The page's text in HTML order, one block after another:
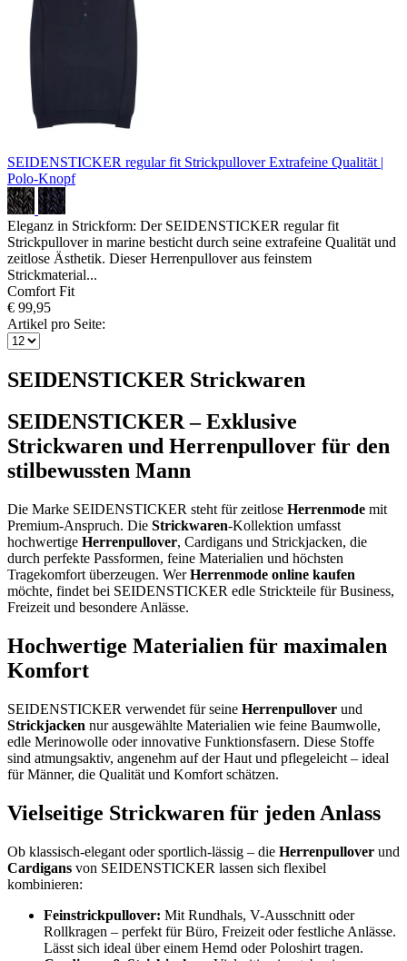
SEIDENSTICKER regular fit StrickpulloverExtrafeine Qualität |
Polo-Knopf
Eleganz in Strickform: Der SEIDENSTICKER regular fit
Strickpullover in marine besticht durch seine extrafeine Qualität und
zeitlose Ästhetik. Dieser Herrenpullover aus feinstem
Strickmaterial...
Comfort Fit
€ 99,95
Artikel pro Seite:
SEIDENSTICKER Strickwaren
SEIDENSTICKER – Exklusive
Strickwaren und Herrenpullover für den
stilbewussten Mann
Die Marke SEIDENSTICKER steht für zeitlose Herrenmode mit
Premium-Anspruch. Die Strickwaren-Kollektion umfasst
hochwertige Herrenpullover, Cardigans und Strickjacken, die
durch perfekte Passformen, feine Materialien und höchsten
Tragekomfort überzeugen. WerHerrenmode online kaufen
möchte, findet bei SEIDENSTICKER edle Strickteile für Business,
Freizeit und besondere Anlässe.
Hochwertige Materialien für maximalen
Komfort
SEIDENSTICKER verwendet für seine Herrenpullover und
Strickjacken nur ausgewählte Materialien wie feine Baumwolle,
edle Merinowolle oder innovative Funktionsfasern. Diese Stoffe
sind atmungsaktiv, angenehm auf der Haut und pflegeleicht – ideal
für Männer, die Qualität und Komfort schätzen.
Vielseitige Strickwaren für jeden Anlass
Ob klassisch-elegant oder sportlich-lässig – die Herrenpullover und
Cardigans von SEIDENSTICKER lassen sich flexibel
kombinieren:
Feinstrickpullover: Mit Rundhals, V-Ausschnitt oder
Rollkragen – perfekt für Büro, Freizeit oder festliche Anlässe.
Lässt sich ideal über einem Hemd oder Poloshirt tragen.